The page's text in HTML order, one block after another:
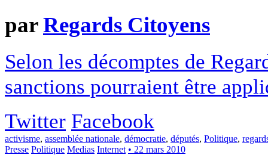
parRegards Citoyens
Selon les décomptes de
sanctions pourraient être
Twitter Facebook
activisme, assemblée nationale, démocratie, députés, Politique,
Presse Politique Medias Internet • 22 mars 2010